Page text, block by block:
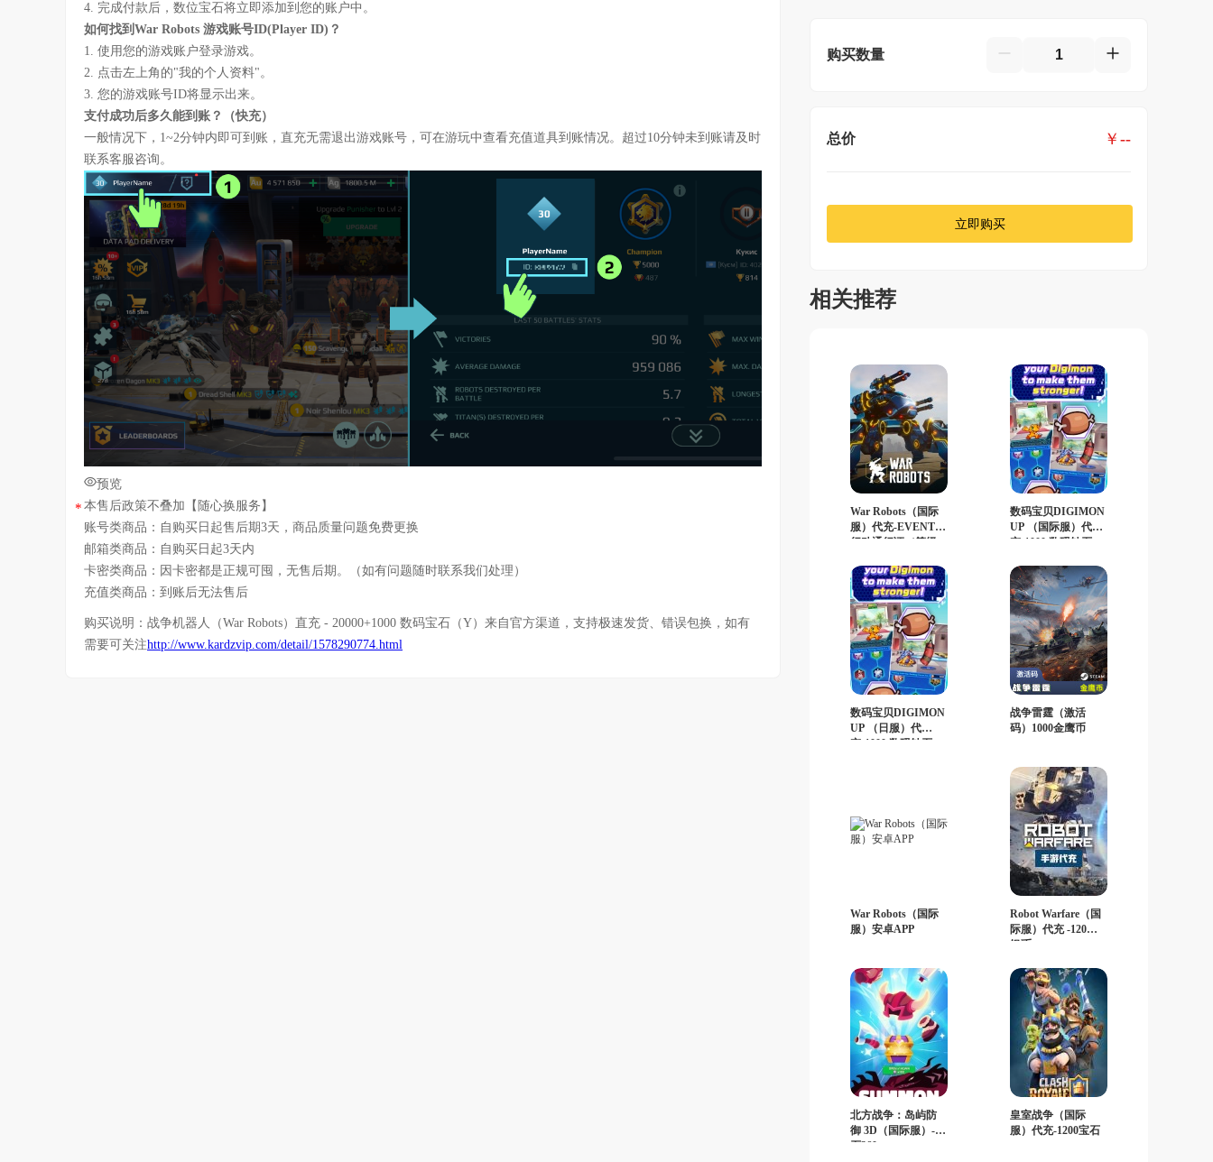
4. 完成付款后，数位宝石将立即添加到您的账户中。
如何找到War Robots 游戏账号ID(Player ID)？
1. 使用您的游戏账户登录游戏。
2. 点击左上角的"我的个人资料"。
3. 您的游戏账号ID将显示出来。
支付成功后多久能到账？（快充）
一般情况下，1~2分钟内即可到账，直充无需退出游戏账号，可在游玩中查看充值道具到账情况。超过10分钟未到账请及时
联系客服咨询。
预览
* 本售后政策不叠加【随心换服务】
账号类商品：自购买日起售后期3天，商品质量问题免费更换
邮箱类商品：自购买日起3天内
卡密类商品：因卡密都是正规可囤，无售后期。（如有问题随时联系我们处理）
充值类商品：到账后无法售后
购买说明： 战争机器人（War Robots）直充 - 20000+1000 数码宝石（Y） 来自官方渠道，支持极速发货、错误包换，如有
需要可关注http://www.kardzvip.com/detail/1578290774.html
购买数量
总价 ￥ --
立即购买
相关推荐
War Robots（国际
服）代充-EVENT
行动通行证（等级
数码宝贝DIGIMON
UP （国际服）代
充-1000 数码钻石
数码宝贝DIGIMON
UP （日服）代
充-1000 数码钻石
战争雷霆（激活
码）1000金鹰币
War Robots（国际
服）安卓APP
Robot Warfare（国
际服）代充 -120万
银币
北方战争：岛屿防
御 3D（国际服）-宝
石360
皇室战争（国际
服）代充-1200宝石